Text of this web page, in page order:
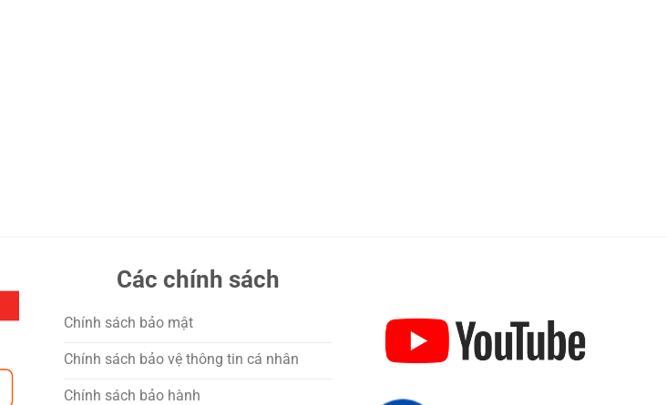
Các chính sách
Chính sách bảo mật
Chính sách bảo vệ thông tin cá nhân
Chính sách bảo hành